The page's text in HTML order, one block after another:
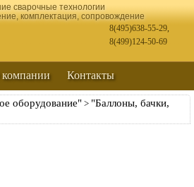
сварочные технологии
комплектация, сопровождение
8(495)638-55-29,
8(499)124-50-69
Контакты
оборудование" > "Баллоны, бачки,